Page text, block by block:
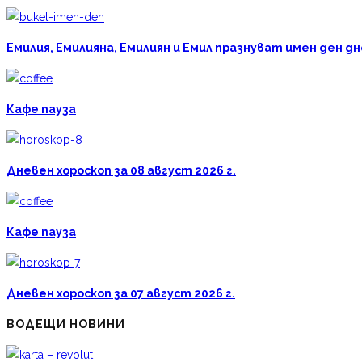
Емилия, Емилияна, Емилиян и Емил празнуват имен ден
Кафе пауза
Дневен хороскоп за 08 август 2026 г.
Кафе пауза
Дневен хороскоп за 07 август 2026 г.
ВОДЕЩИ НОВИНИ